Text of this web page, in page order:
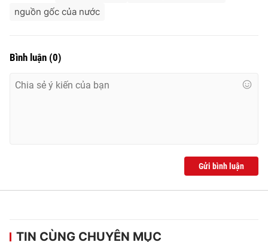
nguồn gốc của nước
Bình luận (0)
Gửi bình luận
TIN CÙNG CHUYÊN MỤC